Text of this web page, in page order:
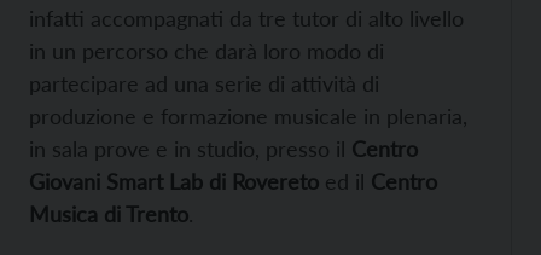
infatti accompagnati da tre tutor di alto livello
in un percorso che darà loro modo di
partecipare ad una serie di attività di
produzione e formazione musicale in plenaria,
in sala prove e in studio, presso il Centro
Giovani Smart Lab di Rovereto ed il Centro
Musica di Trento.